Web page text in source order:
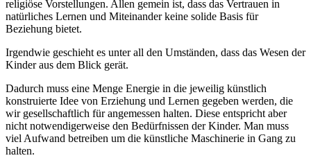
religiöse Vorstellungen. Allen gemein ist, dass das Vertrauen in
natürliches Lernen und Miteinander keine solide Basis für
Beziehung bietet.
Irgendwie geschieht es unter all den Umständen, dass das Wesen der
Kinder aus dem Blick gerät.
Dadurch muss eine Menge Energie in die jeweilig künstlich
konstruierte Idee von Erziehung und Lernen gegeben werden, die
wir gesellschaftlich für angemessen halten. Diese entspricht aber
nicht notwendigerweise den Bedürfnissen der Kinder. Man muss
viel Aufwand betreiben um die künstliche Maschinerie in Gang zu
halten.